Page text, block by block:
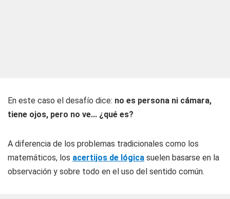
En este caso el desafío dice: no es persona ni cámara,
tiene ojos, pero no ve... ¿qué es?
A diferencia de los problemas tradicionales como los
matemáticos, los acertijos de lógica suelen basarse en la
observación y sobre todo en el uso del sentido común.